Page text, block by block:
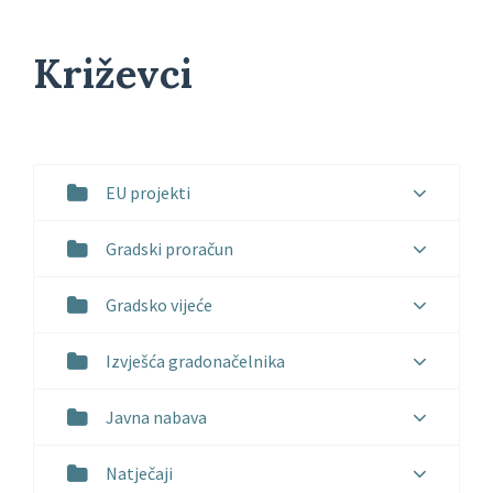
Križevci
EU projekti
Gradski proračun
Gradsko vijeće
Izvješća gradonačelnika
Javna nabava
Natječaji